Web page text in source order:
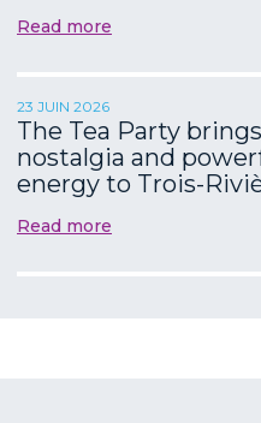
Read more
23 JUIN 2026
The Tea Party brings
nostalgia and
energy to Trois-
Read more